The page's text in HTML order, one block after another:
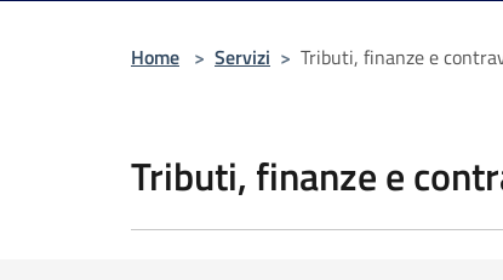
Home > Servizi > Tributi, finanze e
Tributi, finanze e